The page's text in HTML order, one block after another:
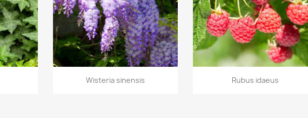
Vista rápida
Wisteria sinensis Vista rápida
Rubus idaeus